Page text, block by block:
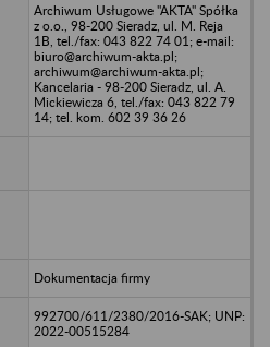
Archiwum Usługowe "AKTA" Spółka
z o.o., 98-200 Sieradz, ul. M. Reja
1B, tel./fax: 043 822 74 01; e-mail:
biuro@archiwum-akta.pl;
archiwum@archiwum-akta.pl;
Kancelaria - 98-200 Sieradz, ul. A.
Mickiewicza 6, tel./fax: 043 822 79
14; tel. kom. 602 39 36 26
Dokumentacja firmy
992700/611/2380/2016-SAK; UNP:
2022-00515284